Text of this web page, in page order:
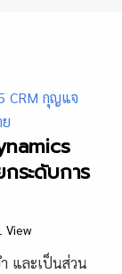
ระดับการ
View
และเป็นส่วน